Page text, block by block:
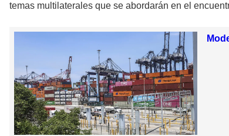
temas multilaterales que se abordarán en el